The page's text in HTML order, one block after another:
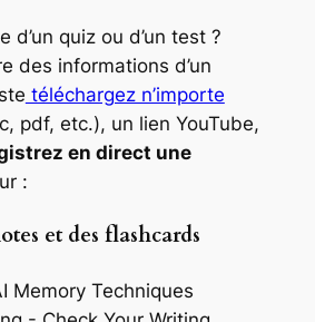
d’un quiz ou d’un test ?
des informations d’un
téléchargez n’importe
pdf, etc.), un lien YouTube,
en direct une
:
et des flashcards